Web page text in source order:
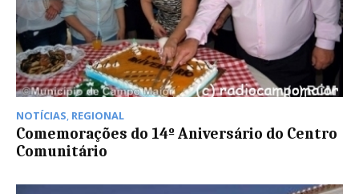
NOTÍCIAS, REGIONAL
Comemorações do 14º Aniversário do Centro
Comunitário